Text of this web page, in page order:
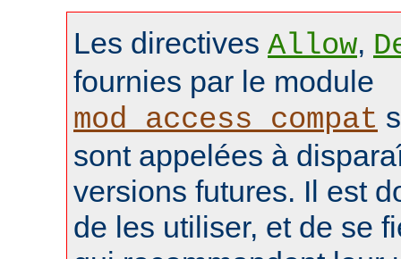
Les directives Allow,
fournies par le module
mod_access_compat
sont appelées à
versions futures. Il est
de les utiliser, et de se